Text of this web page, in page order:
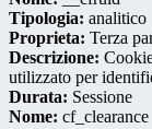
Tipologia: analitico
Proprieta: Terza
Descrizione:
utilizzato per
Durata: Sessione
Nome: cf_clearance